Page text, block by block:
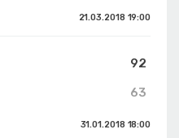
21.03.2018 19:00
92
63
31.01.2018 18:00